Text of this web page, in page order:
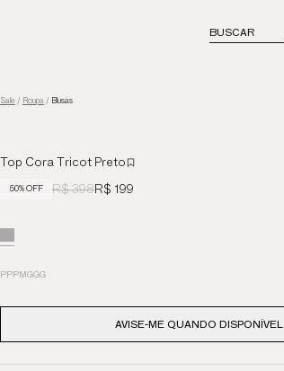
BUSCAR
Sale / Roupa/ Blusas
Top Cora Tricot Preto
50% OFF R$ 398R$ 199
PPPMGGG
AVISE-ME QUANDO DISPONÍVEL